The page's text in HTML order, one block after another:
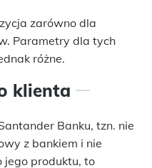
zarówno dla
Parametry dla tych
różne.
klienta
Banku, tzn. nie
z bankiem i nie
jego produktu, to